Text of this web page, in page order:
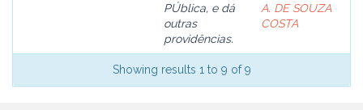
PÚblica, e dá
outras
providências.
A. DE SOUZA
COSTA
Showing results 1 to 9 of 9